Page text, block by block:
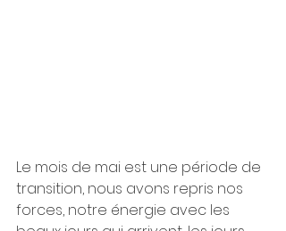
Le mois de mai est une période de
transition, nous avons repris nos
forces, notre énergie avec les